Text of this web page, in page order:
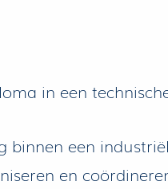
in een
een
en